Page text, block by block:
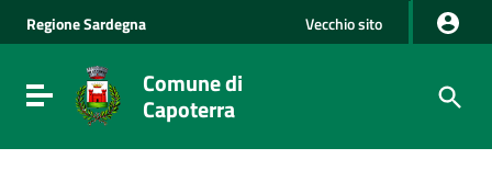
Vai alla navigazione del sito
Vai al Footer
RegioneSardegna Vecchio sito
Visualizza/nascondi menu di navigazione
Comune di
Capoterra